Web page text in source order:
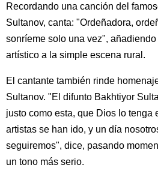
Recordando una canción del
Sultanov, canta: "Ordeñadora,
sonríeme solo una vez",
artístico a la simple escena rural.
El cantante también rinde
Sultanov. "El difunto Bakhtiyor
justo como esta, que Dios lo tenga
artistas se han ido, y un día
seguiremos", dice, pasando
un tono más serio.